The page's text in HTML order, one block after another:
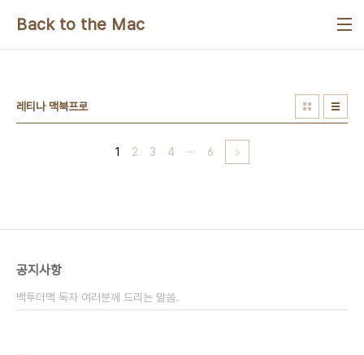
Back to the Mac
레티나 맥북프로
1 2 3 4 ··· 6
공지사항
백투더맥 독자 여러분께 드리는 말씀.